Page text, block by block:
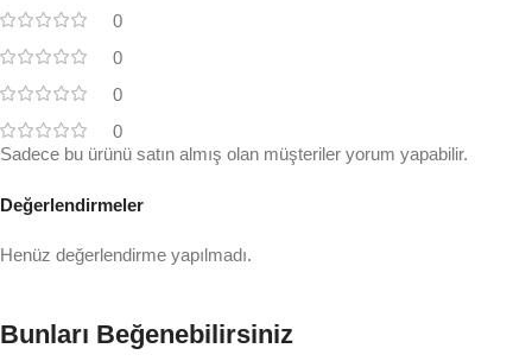
0
0
0
0
Değerlendirmeler
Henüz değerlendirme yapılmadı.
Sadece bu ürünü satın almış olan müşteriler yorum yapabilir.
Bunları Beğenebilirsiniz